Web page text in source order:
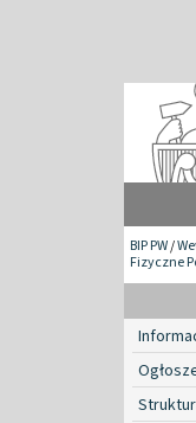
BIP PW/
Fizyczne